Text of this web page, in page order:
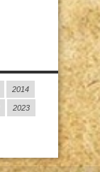
2014
2023